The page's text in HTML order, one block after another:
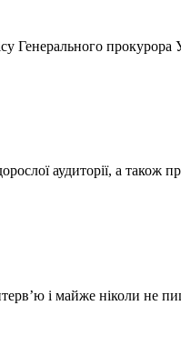
Генерального прокурора
аудиторії, а також
і майже ніколи не